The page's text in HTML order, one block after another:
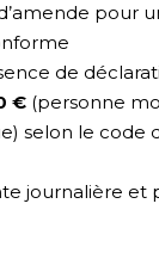
pour
de
€ (personne
selon le code
journalière et